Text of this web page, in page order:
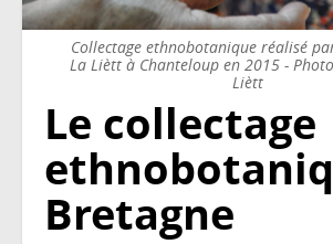
Collectage ethnobotanique réalisé
La Liètt à Chanteloup en 2015 -
Liètt
Le collectage
Bretagne